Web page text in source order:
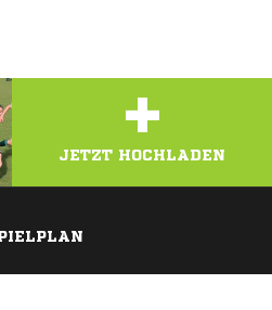
+
JETZT HOCHLADEN